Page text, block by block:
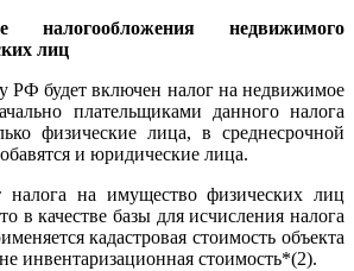
налогообложения недвижимого
лиц
РФ будет включен налог на недвижимое
плательщиками данного налога
физические лица, в среднесрочной
и юридические лица.
налога на имущество физических лиц
в качестве базы для исчисления налога
кадастровая стоимость объекта
инвентаризационная стоимость*(2).